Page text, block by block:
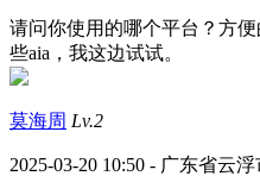
请问你使用的哪个平台？方
些aia，我这边试试。
莫海周 Lv.2
2025-03-20 10:50 - 广东省云